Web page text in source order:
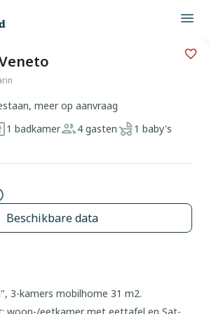
meer op aanvraag
1 badkamer 4 gasten
1 baby's
Beschikbare data
3-kamers mobilhome 31 m2.